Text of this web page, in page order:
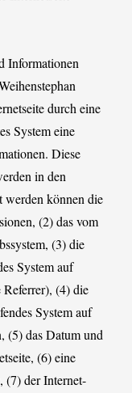
Informationen
durch eine
System eine
Diese
in den
werden können die
(2) das vom
(3) die
System auf
Referrer), (4) die
System auf
(5) das Datum und
(6) eine
(7) der Internet-